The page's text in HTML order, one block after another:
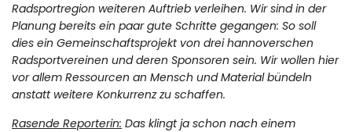
Radsportregion weiteren Auftrieb verleihen. Wir sind in der
Planung bereits ein paar gute Schritte gegangen: So soll
dies ein Gemeinschaftsprojekt von drei hannoverschen
Radsportvereinen und deren Sponsoren sein. Wir wollen hier
vor allem Ressourcen an Mensch und Material bündeln
anstatt weitere Konkurrenz zu schaffen.
Rasende Reporterin: Das klingt ja schon nach einem